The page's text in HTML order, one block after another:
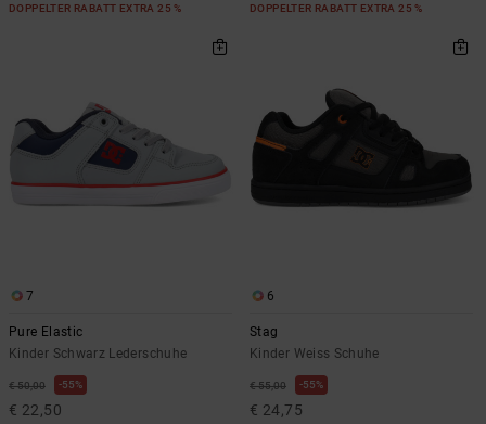
DOPPELTER RABATT EXTRA 25 % DOPPELTER RABATT EXTRA 25 %
7
Pure Elastic
Kinder Schwarz Lederschuhe
€ 50,00 55%
€ 22,50
6
Stag
Kinder Weiss Schuhe
€ 55,00 55%
€ 24,75